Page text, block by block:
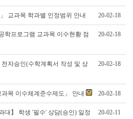
교과목 학과별 인정범위 안내 20-02-18
학프로그램 교과목 이수현황 점
20-02-18
자승인(수학계획서 작성 및 상
20-02-18
목 이수체계준수제도」 안내 20-02-18
대】 학생 '필수' 상담(승인) 일정
20-02-11